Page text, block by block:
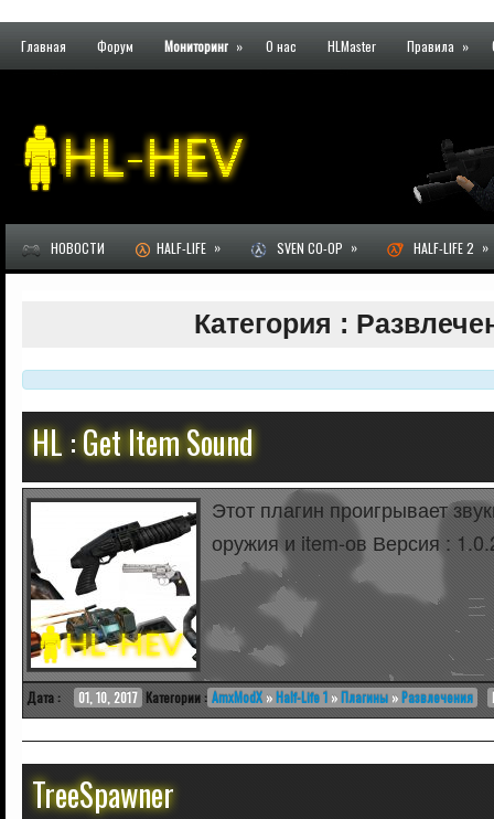
Главная Форум Мониторинг » О нас HLMaster Правила »
НОВОСТИ HALF-LIFE » SVEN CO-OP » HALF-LIFE 2 »
Категория :
HL : Get Item Sound
Этот плагин проигрывает
оружия и item-ов Версия :
Дата : 01, 10, 2017 Категории : AmxModX »Half-Life 1 »Плагины »Развлечения
TreeSpawner